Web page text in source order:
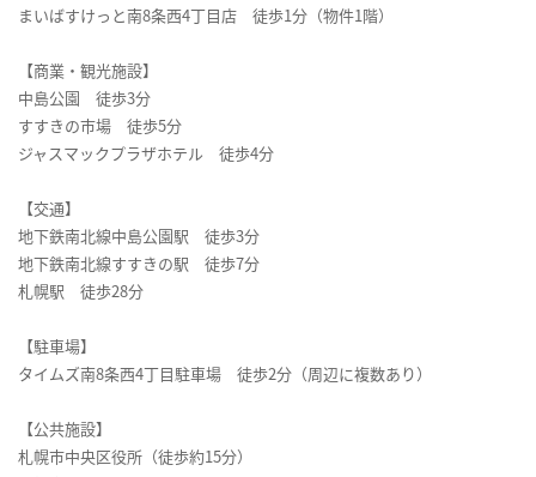
まいばすけっと南8条西4丁目店 徒歩1分（物件1階）
【商業・観光施設】
中島公園 徒歩3分
すすきの市場 徒歩5分
ジャスマックプラザホテル 徒歩4分
【交通】
地下鉄南北線中島公園駅 徒歩3分
地下鉄南北線すすきの駅 徒歩7分
札幌駅 徒歩28分
【駐車場】
タイムズ南8条西4丁目駐車場 徒歩2分（周辺に複数あり）
【公共施設】
札幌市中央区役所（徒歩約15分）